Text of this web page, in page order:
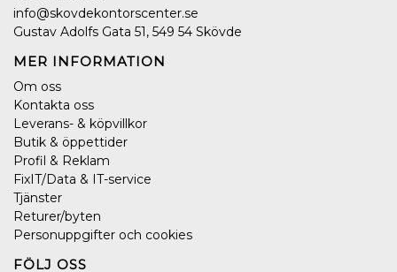
info@skovdekontorscenter.se
Gustav Adolfs Gata 51, 549 54 Skövde
MER INFORMATION
Om oss
Kontakta oss
Leverans- & köpvillkor
Butik & öppettider
Profil & Reklam
FixIT/Data & IT-service
Tjänster
Returer/byten
Personuppgifter och cookies
FÖLJ OSS